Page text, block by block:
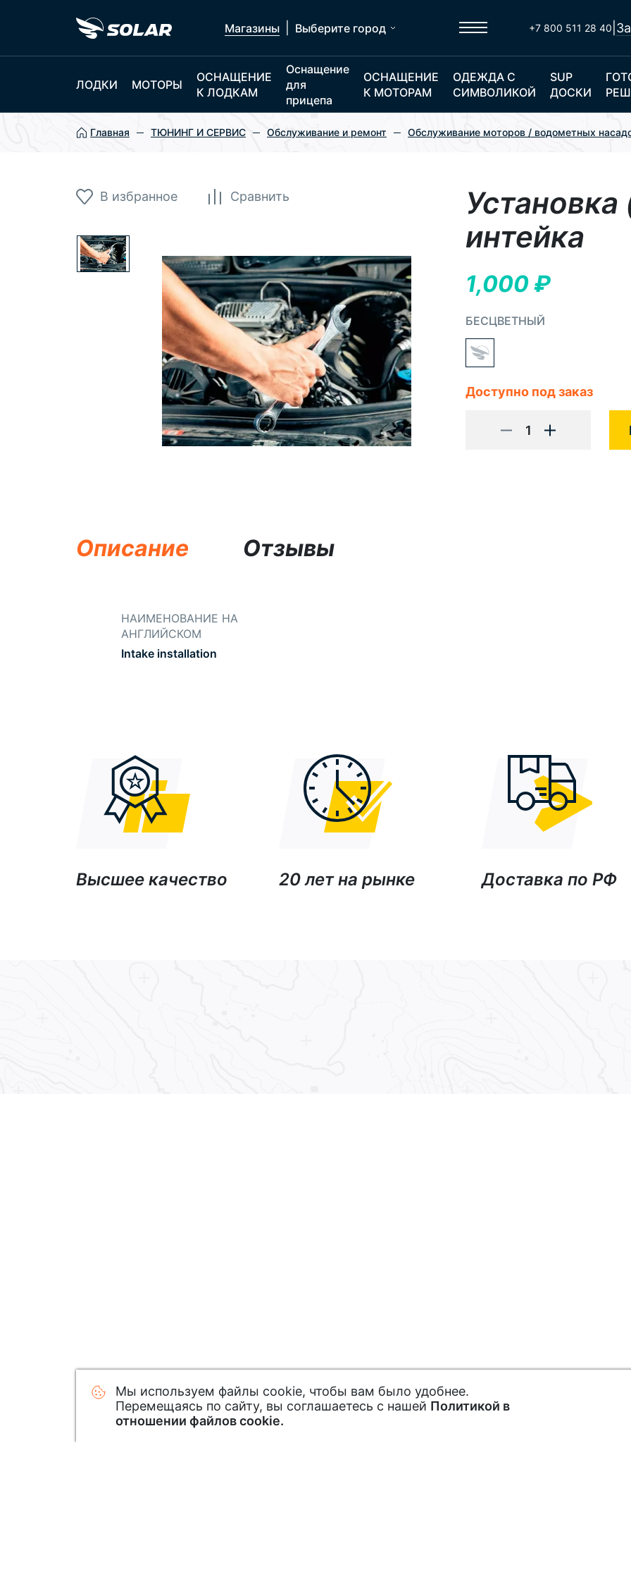
Магазины Выберите город +7 800 511 28 40
ЛОДКИ МОТОРЫ
ОСНАЩЕНИЕ
К ЛОДКАМ
Оснащение
для
прицепа
ОСНАЩЕНИЕ
К МОТОРАМ
ОДЕЖДА С
СИМВОЛИКОЙ
SUP
ДОСКИ
Главная ТЮНИНГ И СЕРВИС Обслуживание и ремонт Обслуживание моторов / водометных
Сравнить
В избранное
интейка
1,000₽
БЕСЦВЕТНЫЙ
Доступно под заказ
1
Описание Отзывы
НАИМЕНОВАНИЕ НА
АНГЛИЙСКОМ
Intake installation
Высшее качество 20 лет на рынке Доставка по РФ
Мы используем файлы cookie, чтобы вам было удобнее.
Перемещаясь по сайту, вы соглашаетесь с нашей Политикой в
отношении файлов cookie.